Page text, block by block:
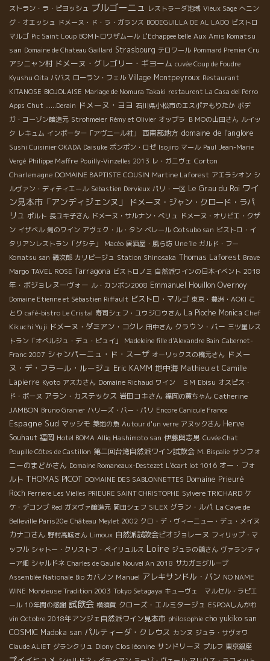
ストラン・ラ・ピヨッシュ ブルゴーニュ レストラーダ地域 Vieux Sage へニン
グ・オエッシュ ドメーヌ・ド・ラ・ガランス BODEGUILLA DE AL LADO ビストロ
マルゴ Pic Saint Loup BOMトロワザムール L'Echappee belle Aux Amis Komatsu
san Domaine de Chateau Gaillard Strasbourg テロワール Pommard Premier Cru
アシニャン村 ドメーヌ・グレゴリー・ギヨーム cuvée Coup de Foudre
Kyushu Oita ババス ローラン・フェル Village Montpeyroux Restaurant
KITANOSE BIOJOLAISE Mariage de Nomura Takaki restaurent La Casa del Perro
Apps Chut ......Derain ドメーヌ・ヨヨ 石川県小松市のエスポアもりたか ボデ
ガ・コーゾン醸造元 Strohmeier Rémy et Olivier オップラ ＢＭОの山田さん ルイッ
ク レキュム インポーター「アヴニール社」 西南部地方 domaine de l'anglore
Sushi Cuisinier OKADA Daisuke ポンポン・ロゼ Isojiro マール Paul Jean-Marie
Vergé Philippe Maffre Pouilly-Vinzelles 2013 レ・ガニヴェ Corton
Charlemagne DOMAINE BAPTISTE COUSIN Martine Laforest アエラシオン シ
ルヴァン・ディティエール Sebastien Dervieux パリ・一区 Le Grau du Roi ワイ
ン見本市「アンディジェンヌ」
ドメーヌ・ジャン・クロード・ラパ
リュ ポルト 長ユキ子さん ドメーヌ・サルナン・ベリュ ドメーヌ・オリビエ・クザ
ン イザベル 剣のワイン アヴェク・ル・タン ベレール Ootsubo san ビストロ・イ
タリアンレストラン「グシテ」
Macéo 居酒屋・風ら坊 Une île ガルド・フー
Komatsu san 磯次郎 カリピージュ Station Shinosaka Thomas Laforest Brave
Margo TAVEL ROSE Tarragona ビストロノミ 自然派ワインの日本イベント 2018
年・ボジョレヌーヴォー ル・カンボン2008 Emmanuel Houillon Overnoy
Domaine Etienne et Sébastien Riffault ビストロ・マルゴ 東京・豊洲・AOKI こ
とり café-bistro Le Cristal 寿司シェフ・ユウジロウさん La Pioche Monica Chef
Kikuchi Yuji ドメーヌ・ダミアン・コクレ 田中さん クラウン・バー 三ツ星レス
トラン「オベルジュ・デュ・ピュイ」
Madeleine fille d'Alexandre Bain Cabernet-
Franc 2007 シャンパーニュ・ド・スーザ オーリックスの橋元さん ドメー
ヌ・デ・フラール・ルージュ Eric KAMM 地中海 Mathieu et Camille
Lapierre Kyoto アスカさん Domaine Richaud ワイン ＳＭ Ebisu オスピス・
ド・ボーヌ アラン・カステックス 岩田コキさん 福岡の黄ちゃん Catherine
JAMBON Bruno Granier ハリーズ・バー・パリ Encore Canicule France
Espagne Sud マッシモ 築地の魚 Autour d'un verre アヌックさん Herve
Souhaut 福岡 Hotel BOMA Alliq Hashimoto san 伊藤與志男 Cuvée Chat
Poupille Côtes de Castillon 第二回台湾自然派ワイン試飲会 M. Bispalie サンフォ
ニーのまどかさん Domaine Romaneaux-Destezet L'écart lot 1016 オー・フォ
ルト THOMAS PICOT DOMAINE DES SABLONNETTES Domaine Prieuré
Roch Perriere Les Vielles PRIEURE SAINT CHRISTOPHE Sylvere TRICHARD ケ
ケ・デコンブ Red ガヌヴァ醸造元 岡田シェフ SILEX グラン・ルパ La Cave de
Belleville Paris20e Château Meylet 2002 クロ・デ・ヴィーニュー・デュ・メイヌ
カナコさん 野村高城さん Limoux 自然派試飲会ビオジョレーヌ フィリップ・マ
ッフル シャトー・クリストフ・ペイリュルス Loire ジュラの鏡さん ヴァランティ
ーア畑 シャルドネ Charles de Gaulle Nouvel An 2018 サカガミグループ
Assemblée Nationale Bio カバノン Manuel アレキサンドル・バン NO NAME
WINE Mondeuse Tradition 2003 Tokyo Setagaya キューヴェ マルセル・ラピエ
ール 10年間の感謝 試飲会 横須賀 クローズ・エルミタージュ ESPOAしんかわ
vin Octobre 2018年アンジェ自然派ワイン見本市 philosophie cho yukiko san
COSMIC Madoka san パルティーダ・クレウス カンヌ ジュラ・サヴォワ
Claude ALIET グランクリュ Diony Clos léonine サンドリーヌ プルフ 東京銀座